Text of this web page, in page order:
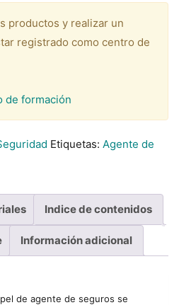
productos y realizar un
registrado como centro de
de formación
Etiquetas: Agente de
Indice de contenidos
Información adicional
de agente de seguros se